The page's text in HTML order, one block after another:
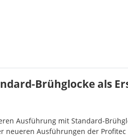
Brühglocke als
Ausführung mit Standard-
Ausführungen der